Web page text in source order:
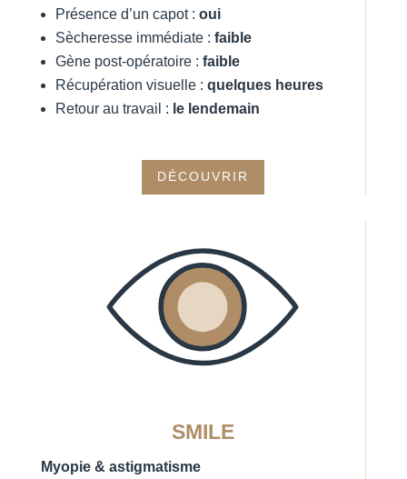
Présence d’un capot : oui
Sècheresse immédiate : faible
Gène post-opératoire : faible
Récupération visuelle : quelques heures
Retour au travail : le lendemain
DÉCOUVRIR
SMILE
Myopie & astigmatisme